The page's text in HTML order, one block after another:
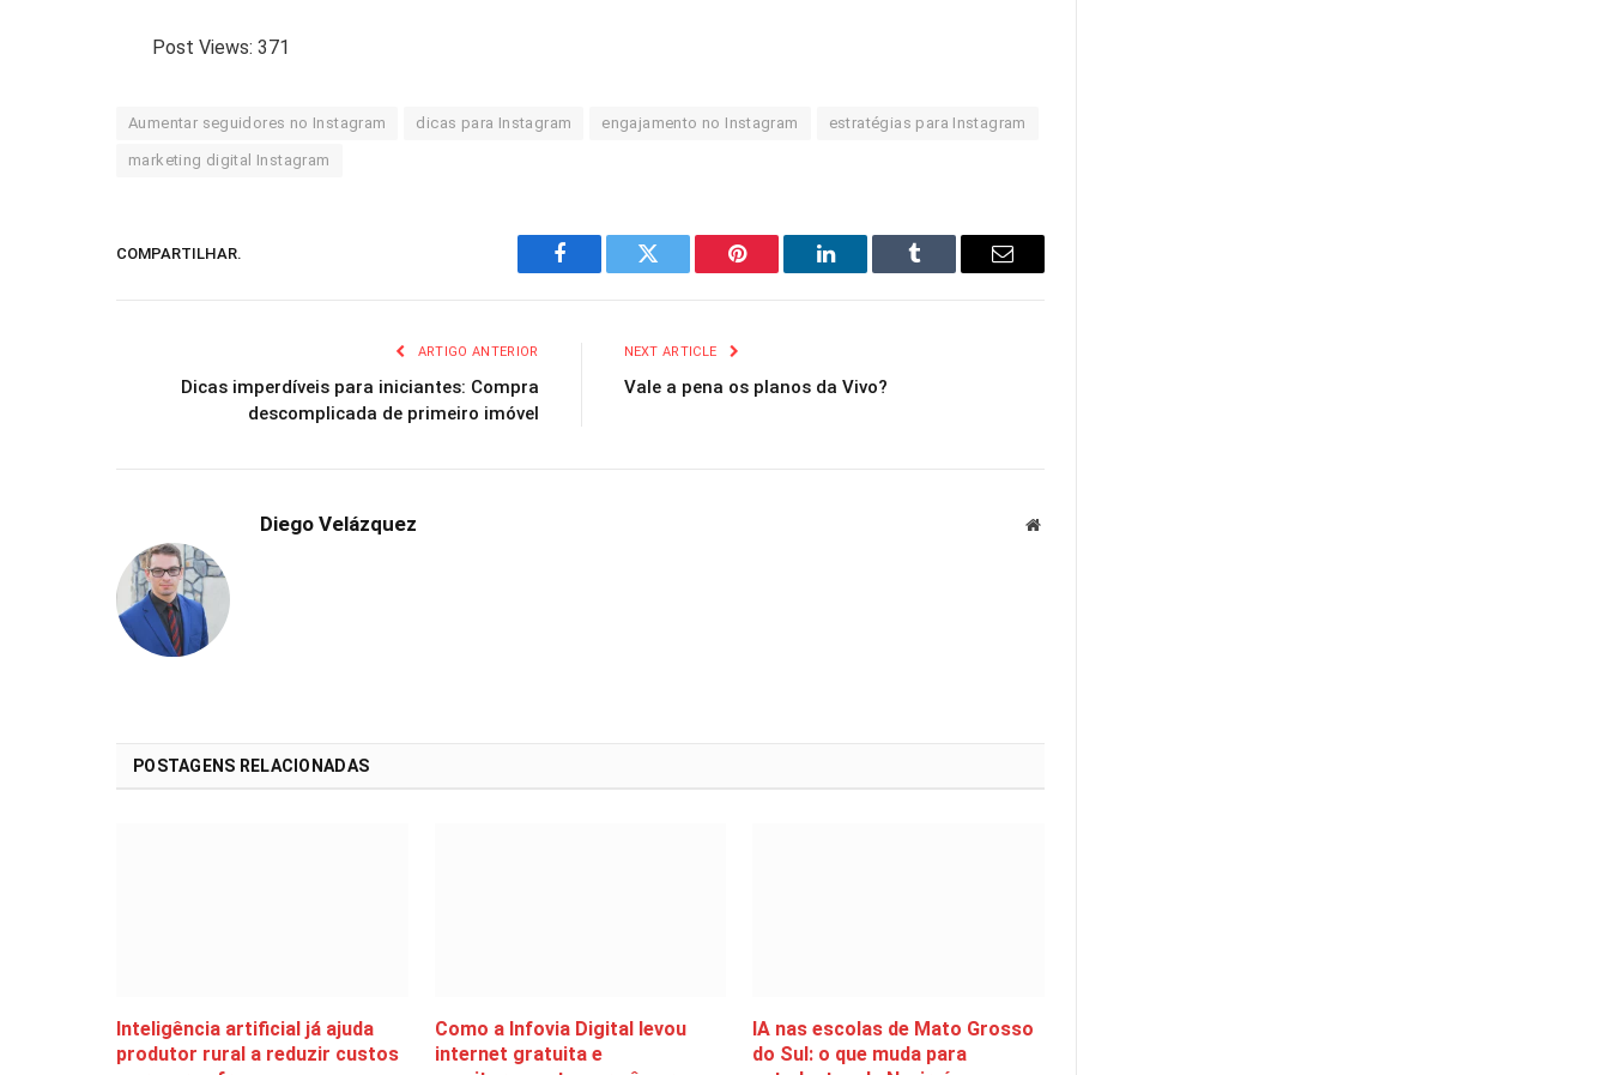
Post Views: 371
Aumentar seguidores no Instagram dicas para Instagram engajamento no Instagram estratégias para Instagram
marketing digital Instagram
COMPARTILHAR.
Facebook Twitter Pinterest LinkedIn Tumblr Email
ARTIGO ANTERIOR
Dicas imperdíveis para iniciantes: Compra
descomplicada de primeiro imóvel
NEXT ARTICLE
Vale a pena os planos da Vivo?
Diego Velázquez Website
POSTAGENS RELACIONADAS
Inteligência artificial já ajuda
produtor rural a reduzir custos
Como a Infovia Digital levou
internet gratuita e
IA nas escolas de Mato Grosso
do Sul: o que muda para